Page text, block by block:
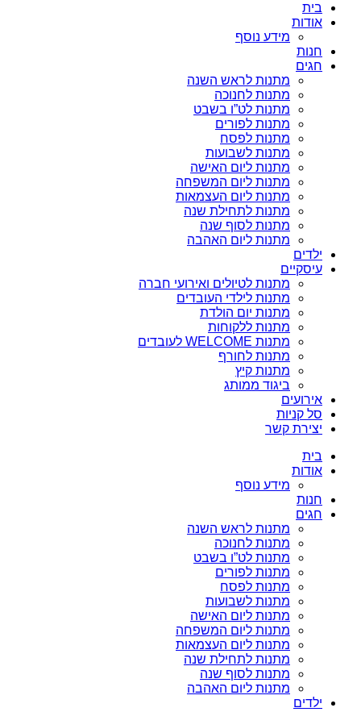
בית
אודות
מידע נוסף
חנות
חגים
מתנות לראש השנה
מתנות לחנוכה
מתנות לט”ו בשבט
מתנות לפורים
מתנות לפסח
מתנות לשבועות
מתנות ליום האישה
מתנות ליום המשפחה
מתנות ליום העצמאות
מתנות לתחילת שנה
מתנות לסוף שנה
מתנות ליום האהבה
ילדים
עיסקיים
מתנות לטיולים ואירועי חברה
מתנות לילדי העובדים
מתנות יום הולדת
מתנות ללקוחות
מתנות WELCOME לעובדים
מתנות לחורף
מתנות קיץ
ביגוד ממותג
אירועים
סל קניות
יצירת קשר
בית
אודות
מידע נוסף
חנות
חגים
מתנות לראש השנה
מתנות לחנוכה
מתנות לט”ו בשבט
מתנות לפורים
מתנות לפסח
מתנות לשבועות
מתנות ליום האישה
מתנות ליום המשפחה
מתנות ליום העצמאות
מתנות לתחילת שנה
מתנות לסוף שנה
מתנות ליום האהבה
ילדים